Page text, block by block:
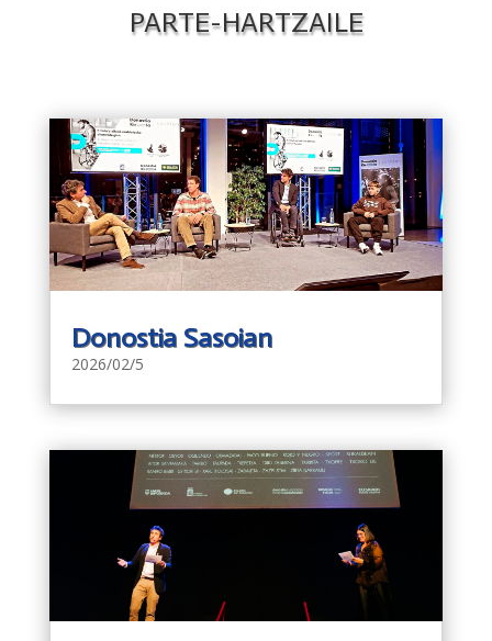
PARTE-HARTZAILE
Donostia Sasoian
2026/02/5